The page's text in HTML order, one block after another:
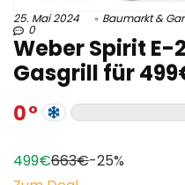
25. Mai 2024 Baumarkt &
0
Weber Spirit E-
Gasgrill für
0
499€663€-25%